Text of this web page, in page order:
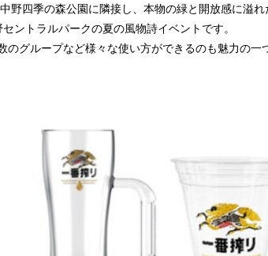
野四季の森公園に隣接し、本物の緑と開放感に溢れ
ントラルパークの夏の風物詩イベントです。
グループなど様々な使い方ができるのも魅力の一